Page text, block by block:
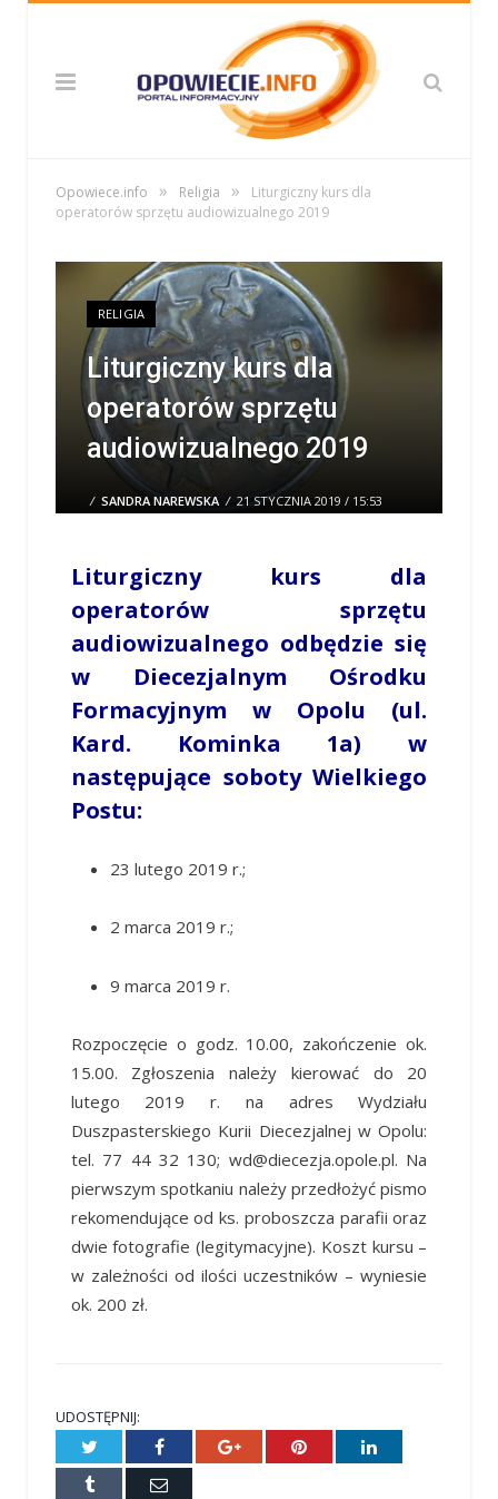
Opowiece.info » Religia »
Liturgiczny kurs dla
operatorów sprzętu audiowizualnego 2019
RELIGIA
Liturgiczny kurs dla
operatorów sprzętu
audiowizualnego 2019
/ SANDRA NAREWSKA / 21 STYCZNIA 2019 / 15:53
0 COMMENTS
Liturgiczny kurs dla
operatorów sprzętu
audiowizualnego odbędzie się
w Diecezjalnym Ośrodku
Formacyjnym w Opolu (ul.
Kard. Kominka 1a) w
następujące soboty Wielkiego
Postu:
23 lutego 2019 r.;
2 marca 2019 r.;
9 marca 2019 r.
Rozpoczęcie o godz. 10.00, zakończenie ok.
15.00. Zgłoszenia należy kierować do 20
lutego 2019 r. na adres Wydziału
Duszpasterskiego Kurii Diecezjalnej w Opolu:
tel. 77 44 32 130; wd@diecezja.opole.pl. Na
pierwszym spotkaniu należy przedłożyć pismo
rekomendujące od ks. proboszcza parafii oraz
dwie fotografie (legitymacyjne). Koszt kursu –
w zależności od ilości uczestników – wyniesie
ok. 200 zł.
UDOSTĘPNIJ:
Twitter Facebook Google+ Pinterest LinkedIn
Tumblr
E-